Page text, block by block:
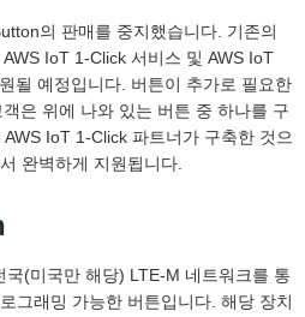
의 판매를 중지했습니다. 기존의
IoT 1-Click 서비스 및 AWS IoT
될 예정입니다. 버튼이 추가로 필요한
은 위에 나와 있는 버튼 중 하나를 구
IoT 1-Click 파트너가 구축한 것으
완벽하게 지원됩니다.
(미국만 해당) LTE-M 네트워크를 통
그래밍 가능한 버튼입니다. 해당 장치